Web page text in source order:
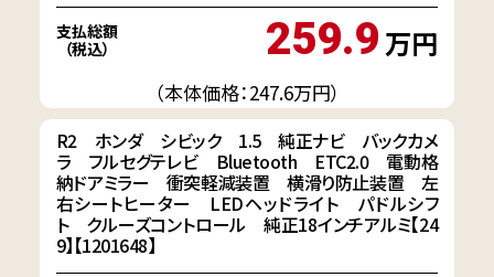
支払総額
（税込）
259.9万円
（本体価格：247.6万円）
R2 ホンダ シビック 1.5 純正ナビ バックカメ
ラ フルセグテレビ Bluetooth ETC2.0 電動格
納ドアミラー 衝突軽減装置 横滑り防止装置 左
右シートヒーター LEDヘッドライト パドルシフ
ト クルーズコントロール 純正18インチアルミ【24
9】【1201648】